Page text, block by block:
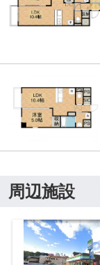
周辺施設